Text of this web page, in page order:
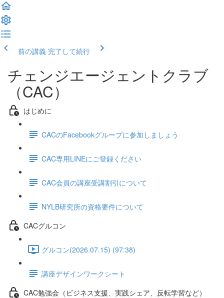
前の講義 完了して続行
チェンジエージェントクラブ
（CAC）
はじめに
CACのFacebookグループに参加しましょう
CAC専用LINEにご登録ください
CAC会員の講座受講割引について
NYLB研究所の資格要件について
CACグルコン
グルコン(2026.07.15) (97:38)
講座デザインワークシート
CAC勉強会（ビジネス支援、実践シェア、反転学習など）